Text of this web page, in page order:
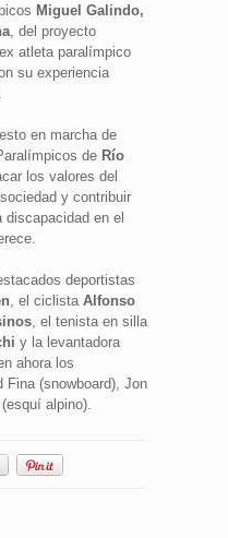
Miguel Galindo,
, del proyecto
ex atleta paralímpico
su experiencia
en marcha de
de Río
los valores del
y contribuir
en el
deportistas
, el ciclista Alfonso
, el tenista en silla
y la levantadora
ahora los
Fina (snowboard), Jon
alpino).